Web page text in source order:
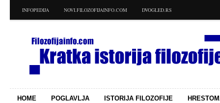
INFOPEDIJA NOVI.FILOZOFIJAINFO.COM DVOGLED.RS
HOME POGLAVLJA ISTORIJA FILOZOFIJE